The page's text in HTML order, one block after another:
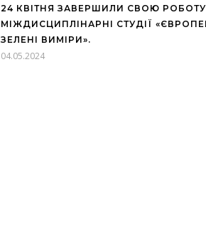
24 КВІТНЯ ЗАВЕРШИЛИ СВОЮ РОБОТУ
МІЖДИСЦИПЛІНАРНІ СТУДІЇ
ЗЕЛЕНІ ВИМІРИ».
04.05.2024